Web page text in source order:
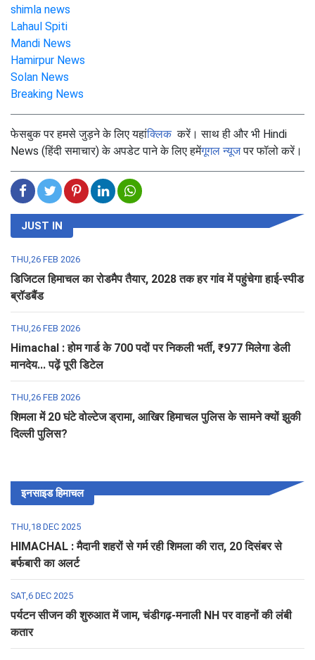
shimla news
Lahaul Spiti
Mandi News
Hamirpur News
Solan News
Breaking News
फेसबुक पर हमसे जुड़ने के लिए यहांक्लिककरें। साथ ही और भी Hindi
News (हिंदी समाचार) के अपडेट पाने के लिए हमेंगूगल न्यूजपर फॉलो करें।
JUST IN
THU,26 FEB 2026
डिजिटल हिमाचल का रोडमैप तैयार, 2028 तक हर गांव में पहुंचेगा हाई-स्पीड
ब्रॉडबैंड
THU,26 FEB 2026
Himachal : होम गार्ड के 700 पदों पर निकली भर्ती, ₹977 मिलेगा डेली
मानदेय... पढ़ें पूरी डिटेल
THU,26 FEB 2026
शिमला में 20 घंटे वोल्टेज ड्रामा, आखिर हिमाचल पुलिस के सामने क्यों झुकी
दिल्ली पुलिस?
इनसाइड हिमाचल
THU,18 DEC 2025
HIMACHAL : मैदानी शहरों से गर्म रही शिमला की रात, 20 दिसंबर से
बर्फबारी का अलर्ट
SAT,6 DEC 2025
पर्यटन सीजन की शुरुआत में जाम, चंडीगढ़-मनाली NH पर वाहनों की लंबी
कतार